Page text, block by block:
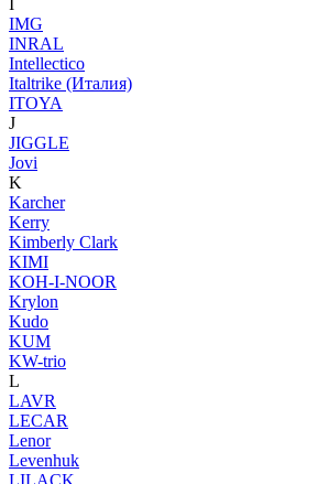
I
IMG
INRAL
Intellectico
Italtrike (Италия)
ITOYA
J
JIGGLE
Jovi
K
Karcher
Kerry
Kimberly Clark
KIMI
KOH-I-NOOR
Krylon
Kudo
KUM
KW-trio
L
LAVR
LECAR
Lenor
Levenhuk
LILACK